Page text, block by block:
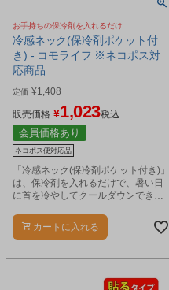
お手持ちの保冷剤を入れるだけ
冷感ネック(保冷剤ポケット付
き) - コモライフ ※ネコポス対
応商品
定価 ¥1,408
販売価格 ¥1,023税込
会員価格あり
ネコポス便対応品
「冷感ネック(保冷剤ポケット付き)」
は、保冷剤を入れるだけで、暑い日
に首を冷やしてクールダウンできま
カートに入れる